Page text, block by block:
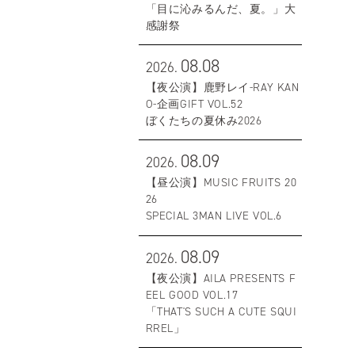
「目に沁みるんだ、夏。」大
感謝祭
2026. 08.08
【夜公演】鹿野レイ-RAY KAN
O-企画GIFT VOL.52
ぼくたちの夏休み2026
2026. 08.09
【昼公演】MUSIC FRUITS 20
26
SPECIAL 3MAN LIVE VOL.6
2026. 08.09
【夜公演】AILA PRESENTS F
EEL GOOD VOL.17
「THAT'S SUCH A CUTE SQUI
RREL」